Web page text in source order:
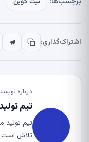
اشتراک‌گذاری:
درباره
تیم
تیم تولید
تلاش است